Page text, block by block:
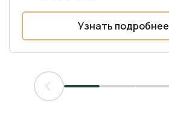
Узнать подробнее